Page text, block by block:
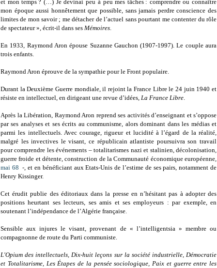
et mon temps ? (…) Je devinai peu à peu mes tâches : comprendre ou connaître
mon époque aussi honnêtement que possible, sans jamais perdre conscience des
limites de mon savoir ; me détacher de l’actuel sans pourtant me contenter du rôle
de spectateur », écrit-il dans ses Mémoires.
En 1933, Raymond Aron épouse Suzanne Gauchon (1907-1997). Le couple aura
trois enfants.
Raymond Aron éprouve de la sympathie pour le Front populaire.
Durant la Deuxième Guerre mondiale, il rejoint la France Libre le 24 juin 1940 et
résiste en intellectuel, en dirigeant une revue d’idées, La France Libre.
Après la Libération, Raymond Aron reprend ses activités d’enseignant et s’oppose
par ses analyses et ses écrits au communisme, alors dominant dans les médias et
parmi les intellectuels. Avec courage, rigueur et lucidité à l’égard de la réalité,
malgré les invectives le visant, ce républicain atlantiste poursuivra son travail
pour comprendre les événements – totalitarismes nazi et stalinien, décolonisation,
guerre froide et détente, construction de la Communauté économique européenne,
mai 68 -, et en bénéficiant aux Etats-Unis de l’estime de ses pairs, notamment de
Henry Kissinger.
Cet érudit publie des éditoriaux dans la presse en n’hésitant pas à adopter des
positions heurtant ses lecteurs, ses amis et ses employeurs : par exemple, en
soutenant l’indépendance de l’Algérie française.
Sensible aux injures le visant, provenant de « l’intelligentsia » membre ou
compagnonne de route du Parti communiste.
L'Opium des intellectuels, Dix-huit leçons sur la société industrielle, Démocratie
et Totalitarisme, Les Étapes de la pensée sociologique, Paix et guerre entre les